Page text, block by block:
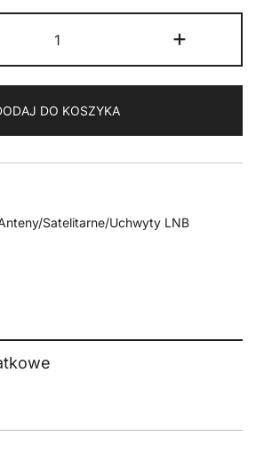
uchwyt
LNB
do
anten
Corab
+
DO KOSZYKA
Satelitarne/Uchwyty LNB